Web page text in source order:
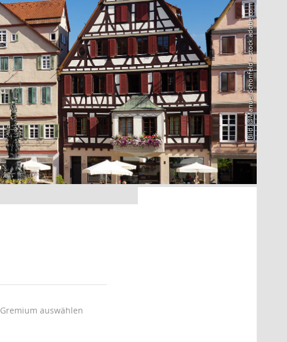
Bild: @Manuel Schönfeld – stock.adobe.com
Gremium auswählen